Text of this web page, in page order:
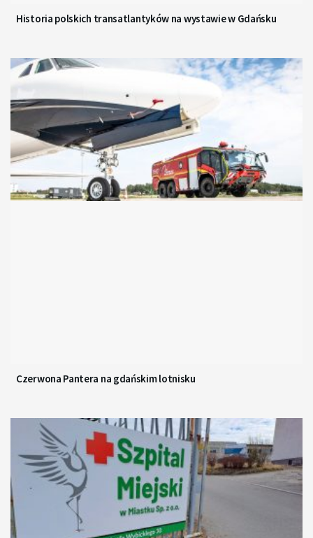
Historia polskich transatlantyków na wystawie w Gdańsku
Czerwona Pantera na gdańskim lotnisku